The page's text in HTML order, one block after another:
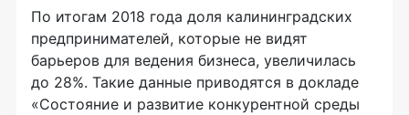
По итогам 2018 года доля калининградских
предпринимателей, которые не видят
барьеров для ведения бизнеса, увеличилась
до 28%. Такие данные приводятся в докладе
«Состояние и развитие конкурентной среды